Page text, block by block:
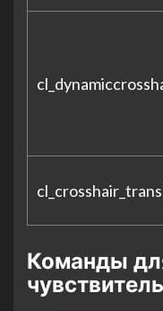
Команды